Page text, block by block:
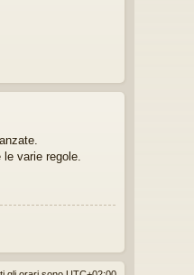
le varie regole.